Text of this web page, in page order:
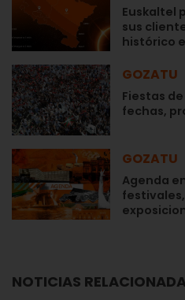
Euskaltel
sus
histórico
GOZATU
Fiestas
fechas,
GOZATU
Agenda
NOTICIAS